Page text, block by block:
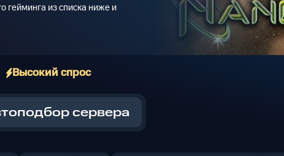
гейминга из списка ниже и
Высокий спрос
сервера